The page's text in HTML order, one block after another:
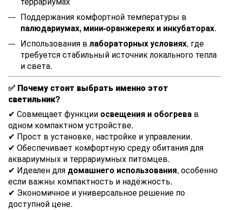
Поддержания комфортной температуры в
палюдариумах, мини-оранжереях и инкубаторах.
Использования в лабораторных условиях, где
требуется стабильный источник локального тепла
и света.
✅ Почему стоит выбрать именно этот
светильник?
✔ Совмещает функции освещения и обогрева в
одном компактном устройстве.
✔ Прост в установке, настройке и управлении.
✔ Обеспечивает комфортную среду обитания для
аквариумных и террариумных питомцев.
✔ Идеален для домашнего использования, особенно
если важны компактность и надёжность.
✔ Экономичное и универсальное решение по
доступной цене.